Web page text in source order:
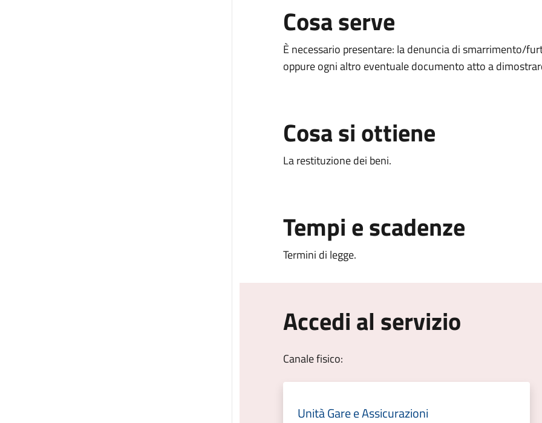
Cosa serve
È necessario presentare: la denuncia di smarrimento/
oppure ogni altro eventuale documento atto a
Cosa si ottiene
La restituzione dei beni.
Tempi e scadenze
Termini di legge.
Accedi al servizio
Canale fisico:
Unità Gare e Assicurazioni